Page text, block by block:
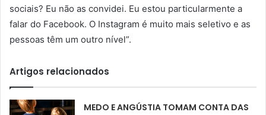
sociais? Eu não as convidei. Eu estou particularmente a
falar do Facebook. O Instagram é muito mais seletivo e as
pessoas têm um outro nível”.
Artigos relacionados
MEDO E ANGÚSTIA TOMAM CONTA DAS